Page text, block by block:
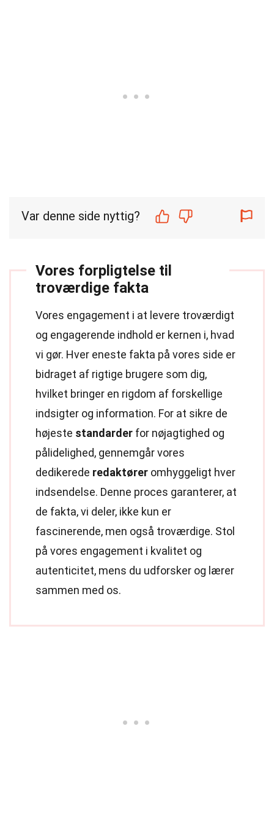
Var denne side nyttig?
Vores forpligtelse til
troværdige fakta
Vores engagement i at levere troværdigt
og engagerende indhold er kernen i, hvad
vi gør. Hver eneste fakta på vores side er
bidraget af rigtige brugere som dig,
hvilket bringer en rigdom af forskellige
indsigter og information. For at sikre de
højeste standarder for nøjagtighed og
pålidelighed, gennemgår vores
dedikerede redaktører omhyggeligt hver
indsendelse. Denne proces garanterer, at
de fakta, vi deler, ikke kun er
fascinerende, men også troværdige. Stol
på vores engagement i kvalitet og
autenticitet, mens du udforsker og lærer
sammen med os.